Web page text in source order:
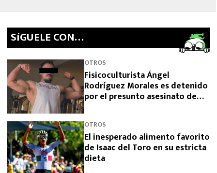
SíGUELE CON…
OTROS
Fisicoculturista Ángel
Rodríguez Morales es detenido
por el presunto asesinato de
OTROS
El inesperado alimento favorito
de Isaac del Toro en su estricta
dieta